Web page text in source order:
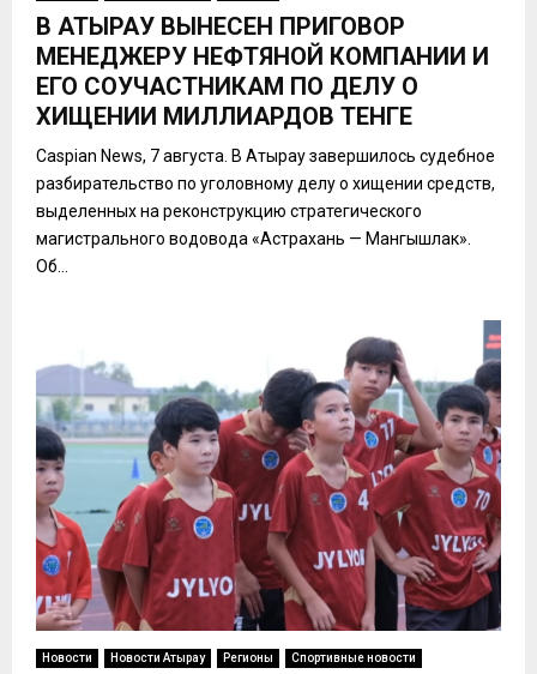
В АТЫРАУ ВЫНЕСЕН ПРИГОВОР
МЕНЕДЖЕРУ НЕФТЯНОЙ КОМПАНИИ И
ЕГО СОУЧАСТНИКАМ ПО ДЕЛУ О
ХИЩЕНИИ МИЛЛИАРДОВ ТЕНГЕ
Caspian News, 7 августа. В Атырау завершилось судебное
разбирательство по уголовному делу о хищении средств,
выделенных на реконструкцию стратегического
магистрального водовода «Астрахань — Мангышлак».
Об...
Новости Новости Атырау Регионы Спортивные новости